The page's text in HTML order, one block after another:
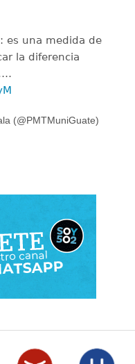
es una medida de
la diferencia
(@PMTMuniGuate)